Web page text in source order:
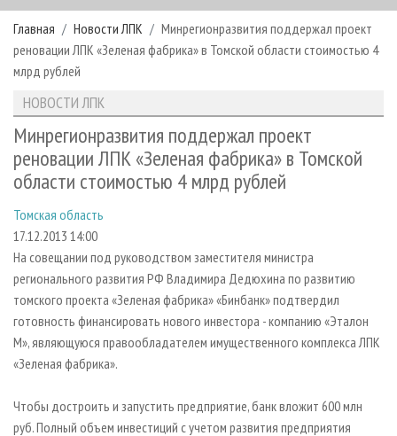
РУБРИКИ И ТЕМЫ
РУБРИКИ ЖУРНАЛА
ЛЕСНОЕ ХОЗЯЙСТВО
ЛЕСОЗАГОТОВКА
ЛЕСОПИЛЕНИЕ
ДЕРЕВООБРАБОТКА
СУШКА ДРЕВЕСИНЫ
ПРОИЗВОДСТВО ДРЕВЕСНЫХ ПЛИТ
ДЕРЕВЯННОЕ ДОМОСТРОЕНИЕ
ПРОИЗВОДСТВО МЕБЕЛИ
БИОЭНЕРГЕТИКА
ЦБП
ИНСТРУМЕНТ И МАТЕРИАЛЫ
НОВОСТИ
КАЛЕНДАРЬ СОБЫТИЙ
НОВОСТИ ЛПК
НОВОСТИ ЖУРНАЛА
НОВОСТИ КОМПАНИЙ
ПРОЕКТЫ ЛПИ
АНАЛИТИКА
ПРЕДПРИЯТИЯ ЛПК
ЛЕСНЫЕ РЕГИОНЫ РОССИИ
ПЕРСОНЫ
МОБИЛЬНЫЕ ВЫСТАВКИ
ПРИОРИТЕТНЫЕ ИНВЕСТПРОЕКТЫ
RUSSIAN FORESTRY REVIEW
ГАЗЕТА ЛЕСПРОМФОРУМ
БИБЛИОТЕКА СПЕЦИАЛИСТА
АРХИВ
АРХИВ ЖУРНАЛОВ
СТАТЬИ
О ЖУРНАЛЕ
ПОДПИСКА
КОНТАКТЫ
РЕКЛАМОДАТЕЛЯМ
РЕКЛАМА
РЕКЛАМА НА САЙТЕ
Главная Новости ЛПК
Минрегионразвития поддержал проект
реновации ЛПК «Зеленая фабрика» в Томской области стоимостью 4
млрд рублей
НОВОСТИ ЛПК
Минрегионразвития поддержал проект
реновации ЛПК «Зеленая фабрика» в Томской
области стоимостью 4 млрд рублей
Томская область
17.12.2013 14:00
На совещании под руководством заместителя министра
регионального развития РФ Владимира Дедюхина по развитию
томского проекта «Зеленая фабрика» «Бинбанк» подтвердил
готовность финансировать нового инвестора - компанию «Эталон
М», являющуюся правообладателем имущественного комплекса ЛПК
«Зеленая фабрика».
Чтобы достроить и запустить предприятие, банк вложит 600 млн
руб. Полный объем инвестиций с учетом развития предприятия